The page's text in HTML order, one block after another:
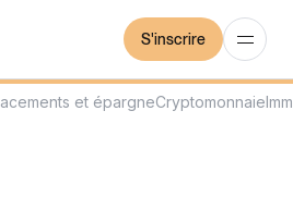
S'inscrire
et épargneCryptomonnaie